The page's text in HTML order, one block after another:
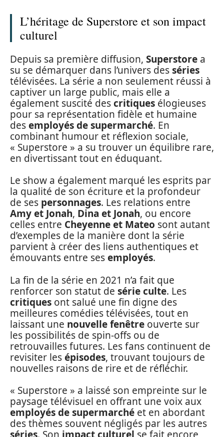
L’héritage de Superstore et son impact
culturel
Depuis sa première diffusion, Superstore a
su se démarquer dans l’univers desséries
télévisées. La série a non seulement réussi à
captiver un large public, mais elle a
également suscité descritiques élogieuses
pour sa représentation fidèle et humaine
desemployés de supermarché. En
combinant humour et réflexion sociale,
« Superstore » a su trouver un équilibre rare,
en divertissant tout en éduquant.
Le show a également marqué les esprits par
la qualité de son écriture et la profondeur
de ses personnages. Les relations entre
Amy et Jonah, Dina et Jonah, ou encore
celles entre Cheyenne et Mateo sont autant
d’exemples de la manière dont la série
parvient à créer des liens authentiques et
émouvants entre sesemployés.
La fin de la série en 2021 n’a fait que
renforcer son statut de série culte. Les
critiques ont salué une fin digne des
meilleures comédies télévisées, tout en
laissant une nouvelle fenêtre ouverte sur
les possibilités de spin-offs ou de
retrouvailles futures. Les fans continuent de
revisiter lesépisodes, trouvant toujours de
nouvelles raisons de rire et de réfléchir.
« Superstore » a laissé son empreinte sur le
paysage télévisuel en offrant une voix aux
employés de supermarché et en abordant
des thèmes souvent négligés par les autres